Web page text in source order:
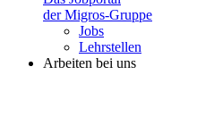
der Migros-Gruppe
Jobs
Lehrstellen
Arbeiten bei uns